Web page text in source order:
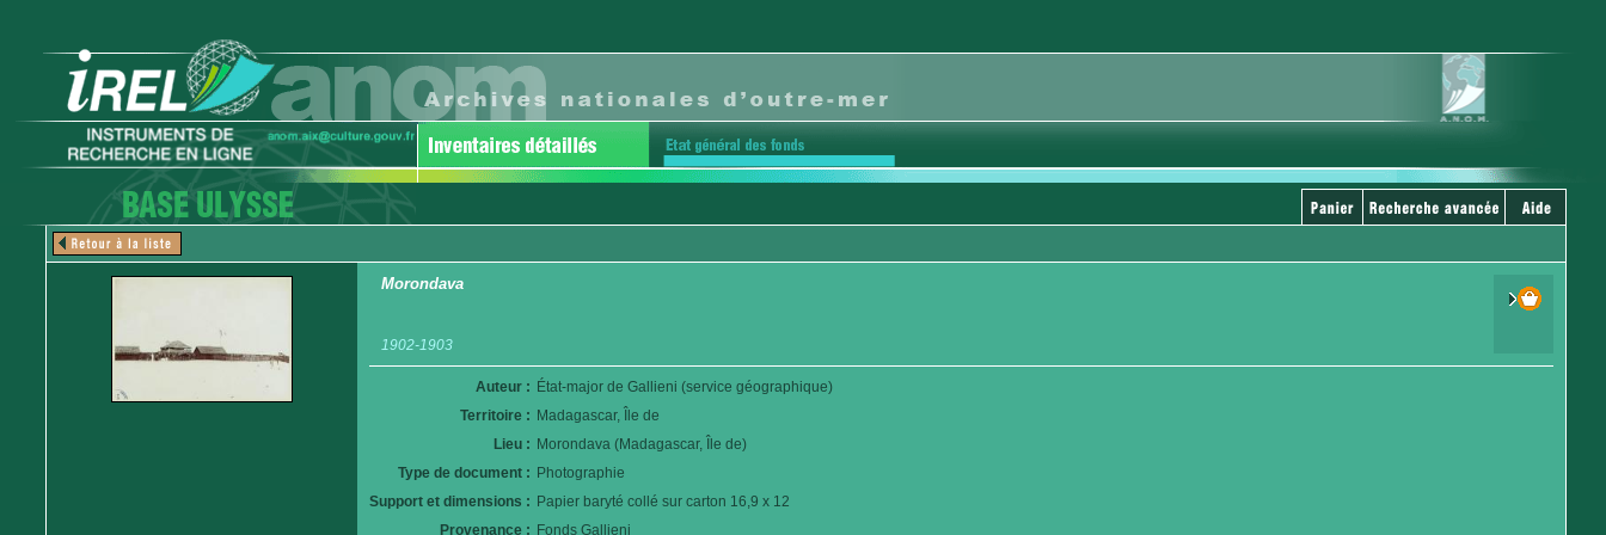
Morondava
1902-1903
Auteur : État-major de Gallieni (service géographique)
Territoire : Madagascar, Île de
Lieu : Morondava (Madagascar, Île de)
Type de document : Photographie
Support et dimensions : Papier baryté collé sur carton 16,9 x 12
Provenance : Fonds Gallieni